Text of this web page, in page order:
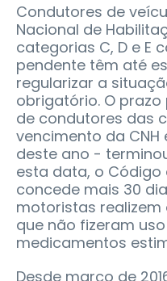
Condutores de
Nacional de
categorias C, D e E
pendente têm até
regularizar a
obrigatório. O
de condutores das
vencimento da CNH
deste ano -
esta data, o Código
concede mais 30
motoristas
que não fizeram
medicamentos
Desde março de